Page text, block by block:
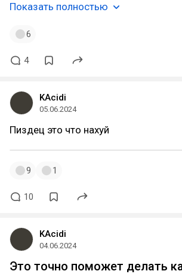
Показать полностью
6
4
KAcidi
05.06.2024
Пиздец это что нахуй
9 1
10
KAcidi
04.06.2024
Это точно поможет делать